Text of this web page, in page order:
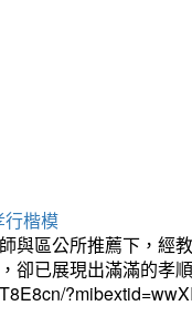
行楷模
區公所推薦下，經
卻已展現出滿滿的孝